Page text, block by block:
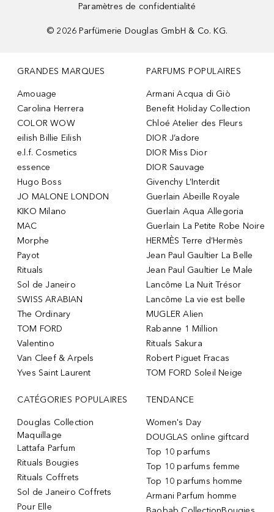
Paramètres de confidentialité
© 2026 Parfümerie Douglas GmbH & Co. KG.
GRANDES MARQUES
Amouage
Carolina Herrera
COLOR WOW
eilish Billie Eilish
e.l.f. Cosmetics
essence
Hugo Boss
JO MALONE LONDON
KIKO Milano
MAC
Morphe
Payot
Rituals
Sol de Janeiro
SWISS ARABIAN
The Ordinary
TOM FORD
Valentino
Van Cleef & Arpels
Yves Saint Laurent
PARFUMS POPULAIRES
Armani Acqua di Giò
Benefit Holiday Collection
Chloé Atelier des Fleurs
DIOR J’adore
DIOR Miss Dior
DIOR Sauvage
Givenchy L’Interdit
Guerlain Abeille Royale
Guerlain Aqua Allegoria
Guerlain La Petite Robe Noire
HERMÈS Terre d’Hermès
Jean Paul Gaultier La Belle
Jean Paul Gaultier Le Male
Lancôme La Nuit Trésor
Lancôme La vie est belle
MUGLER Alien
Rabanne 1 Million
Rituals Sakura
Robert Piguet Fracas
TOM FORD Soleil Neige
CATÉGORIES POPULAIRES
Douglas Collection
Maquillage
Lattafa Parfum
Rituals Bougies
Rituals Coffrets
Sol de Janeiro Coffrets
Pour Elle
TENDANCE
Women's Day
DOUGLAS online giftcard
Top 10 parfums
Top 10 parfums femme
Top 10 parfums homme
Armani Parfum homme